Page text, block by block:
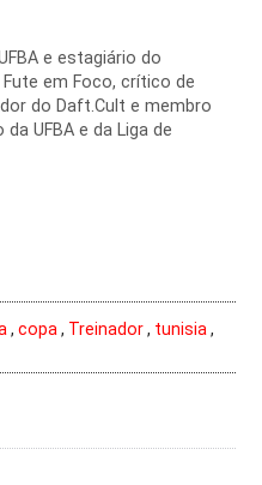
e estagiário do
Fute em Foco, crítico de
do Daft.Cult e membro
UFBA e da Liga de
,copa, Treinador, tunisia,